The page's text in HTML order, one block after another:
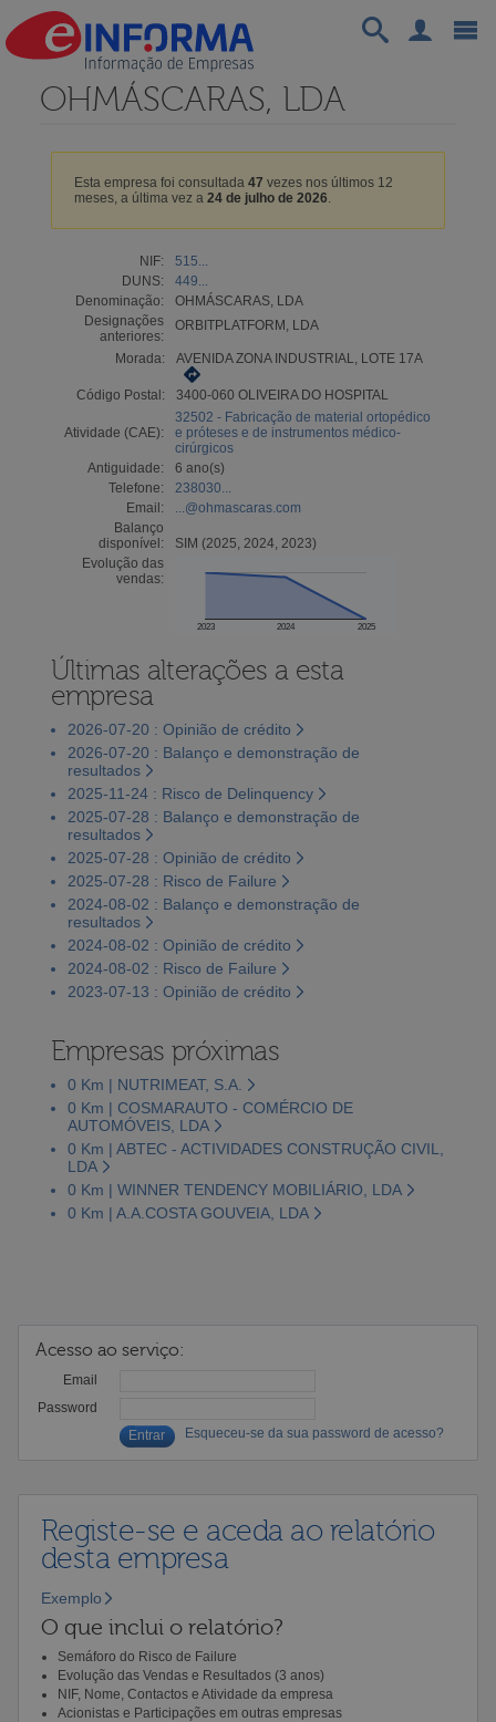
OHMÁSCARAS, LDA
Esta empresa foi consultada 47 vezes nos últimos 12
meses, a última vez a 24 de julho de 2026.
NIF:
515...
DUNS:
449...
Denominação:
OHMÁSCARAS, LDA
Designações
anteriores:
ORBITPLATFORM, LDA
Morada: AVENIDA ZONA INDUSTRIAL, LOTE 17A
Código Postal: 3400-060 OLIVEIRA DO HOSPITAL
Atividade (CAE):
32502 - Fabricação de material ortopédico
e próteses e de instrumentos médico-
cirúrgicos
Antiguidade:
6 ano(s)
Telefone:
238030...
Email:
...@ohmascaras.com
Balanço
disponível:
SIM (2025, 2024, 2023)
Evolução das
vendas:
2023 2024 2025
Últimas alterações a esta
empresa
2026-07-20 : Opinião de crédito
2026-07-20 : Balanço e demonstração de
resultados
2025-11-24 : Risco de Delinquency
2025-07-28 : Balanço e demonstração de
resultados
2025-07-28 : Opinião de crédito
2025-07-28 : Risco de Failure
2024-08-02 : Balanço e demonstração de
resultados
2024-08-02 : Opinião de crédito
2024-08-02 : Risco de Failure
2023-07-13 : Opinião de crédito
Empresas próximas
0 Km | NUTRIMEAT, S.A.
0 Km | COSMARAUTO - COMÉRCIO DE
AUTOMÓVEIS, LDA
0 Km | ABTEC - ACTIVIDADES CONSTRUÇÃO CIVIL,
LDA
0 Km | WINNER TENDENCY MOBILIÁRIO, LDA
0 Km | A.A.COSTA GOUVEIA, LDA
Acesso ao serviço:
Email
Password
Esqueceu-se da sua password de acesso?
Registe-se e aceda ao relatório
desta empresa
Exemplo
O que inclui o relatório?
Semáforo do Risco de Failure
Evolução das Vendas e Resultados (3 anos)
NIF, Nome, Contactos e Atividade da empresa
Acionistas e Participações em outras empresas